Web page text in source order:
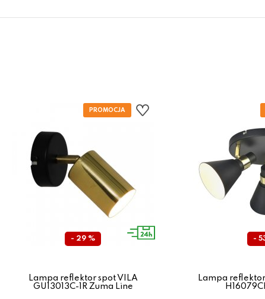
- 29 %
Lampa reflektor spot VILA
GU13013C-1R Zuma Line
-
Lampa